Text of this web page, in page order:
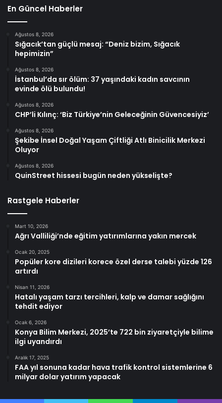
En Güncel Haberler
Ağustos 8, 2026
Sığacık’tan güçlü mesaj: “Deniz bizim, Sığacık
hepimizin”
Ağustos 8, 2026
İstanbul’da sır ölüm: 37 yaşındaki kadın savcının
evinde ölü bulundu!
Ağustos 8, 2026
CHP’li Kılınç: ‘Biz Türkiye’nin Geleceğinin Güvencesiyiz’
Ağustos 8, 2026
Şekibe İnsel Doğal Yaşam Çiftliği Atlı Binicilik Merkezi
Oluyor
Ağustos 8, 2026
QuinStreet hissesi bugün neden yükselişte?
Rastgele Haberler
Mart 10, 2026
Ağrı Valliliği’nde eğitim yatırımlarına yakın mercek
Ocak 20, 2025
Popüler kore dizileri korece özel derse talebi yüzde 126
artırdı
Nisan 11, 2026
Hatalı yaşam tarzı tercihleri, kalp ve damar sağlığını
tehdit ediyor
Ocak 6, 2026
Konya Bilim Merkezi, 2025’te 722 bin ziyaretçiyle bilime
ilgi uyandırdı
Aralık 17, 2025
FAA yıl sonuna kadar hava trafik kontrol sistemlerine 6
milyar dolar yatırım yapacak